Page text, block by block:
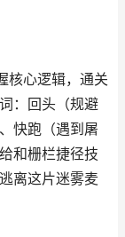
核心逻辑，通关
：回头（规避
快跑（遇到屠
和栅栏捷径技
离这片迷雾麦